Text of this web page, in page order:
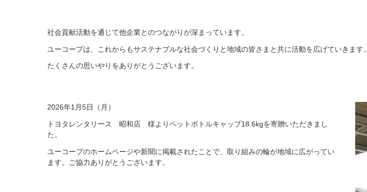
社会貢献活動を通じて他企業とのつながりが深まっています。
ユーコープは、これからもサステナブルな社会づくりと地域の皆さまと共に活動を広げていきます。
たくさんの思いやりをありがとうございます。
2026年1月5日（月）
トヨタレンタリース 昭和店 様よりペットボトルキャップ18.6kgを寄贈いただきまし
た。
ユーコープのホームページや新聞に掲載されたことで、取り組みの輪が地域に広がってい
ます。ご協力ありがとうございます。